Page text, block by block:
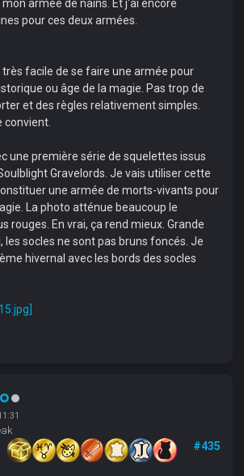
armée de nains. Et j'ai encore
pour ces deux armées.
facile de se faire une armée pour
ou âge de la magie. Pas trop de
et des règles relativement simples.
convient.
une première série de squelettes issus
Gravelords. Je vais utiliser cette
une armée de morts-vivants pour
La photo atténue beaucoup le
rouges. En vrai, ça rend mieux. Grande
les socles ne sont pas bruns foncés. Je
hivernal avec les bords des socles
#435